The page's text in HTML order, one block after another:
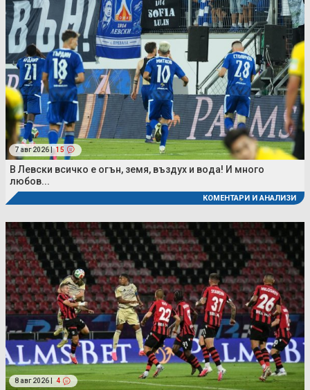
7 авг 2026 | 15
В Левски всичко е огън, земя, въздух и вода! И много
любов...
КОМЕНТАРИ И АНАЛИЗИ
8 авг 2026 | 4